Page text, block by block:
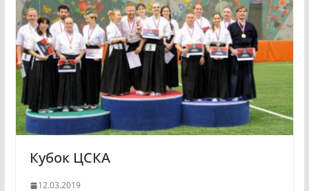
Кубок ЦСКА
12.03.2019